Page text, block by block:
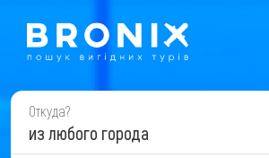
Откуда?
из любого города